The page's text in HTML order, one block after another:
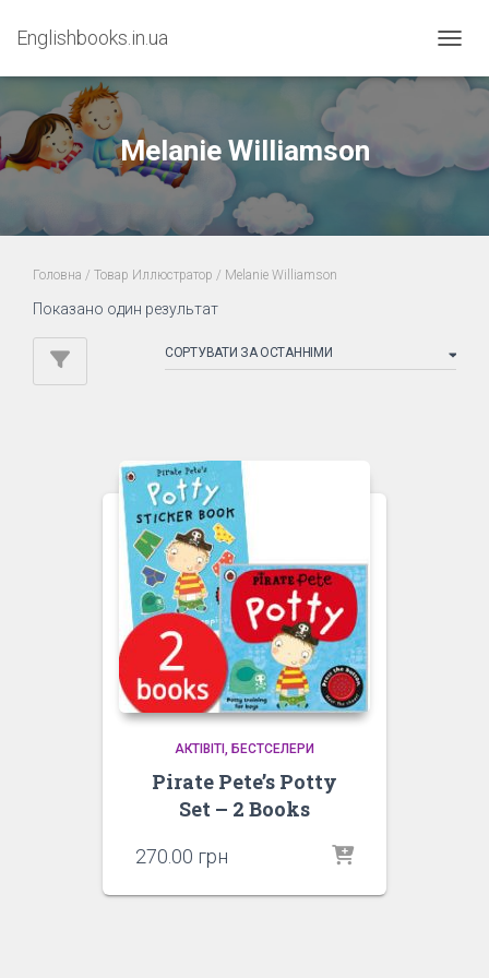
Englishbooks.in.ua
Melanie Williamson
Головна / Товар Иллюстратор / Melanie Williamson
Показано один результат
АКТІВІТІ БЕСТСЕЛЕРИ
Pirate Pete’s Potty
Set – 2 Books
270.00 грн